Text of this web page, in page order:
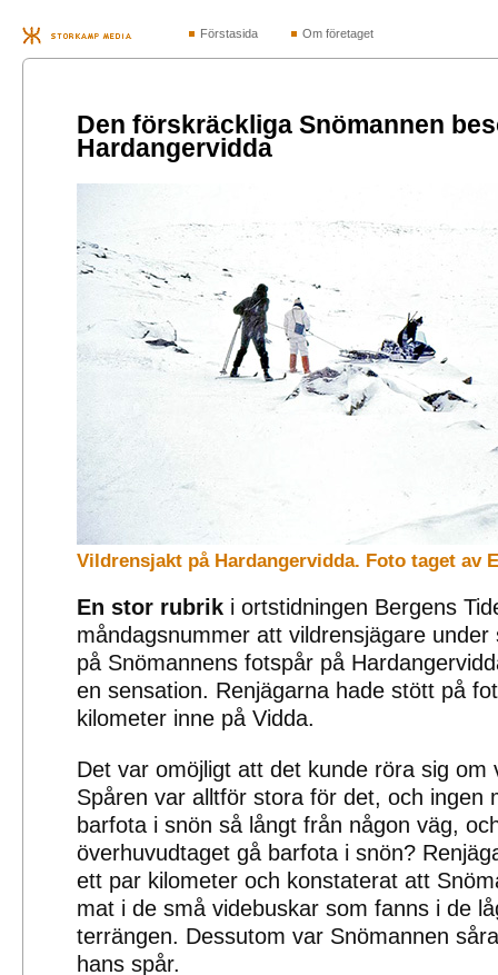
Förstasida Om företaget
Den förskräckliga Snömannen
Hardangervidda
Vildrensjakt på Hardangervidda. Foto taget av
En stor rubrik i ortstidningen Bergens
måndagsnummer att vildrensjägare
på Snömannens fotspår på
en sensation. Renjägarna hade stött på
kilometer inne på Vidda.
Det var omöjligt att det kunde röra sig om
Spåren var alltför stora för det, och ingen
barfota i snön så långt från någon väg,
överhuvudtaget gå barfota i snön?
ett par kilometer och konstaterat att
mat i de små videbuskar som fanns i de
terrängen. Dessutom var Snömannen
hans spår.